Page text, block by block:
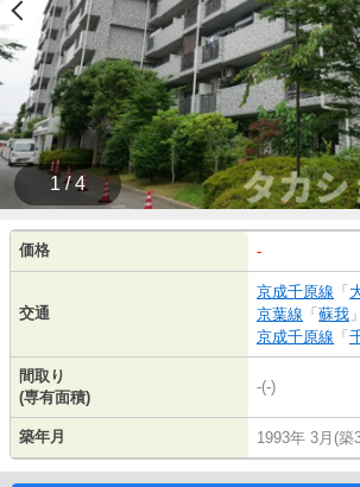
1 / 4
価格 -
交通
京成千原線 「
京葉線 「 蘇我
京成千原線 「
間取り
(専有面積)
-(-)
築年月 1993年 3月(築